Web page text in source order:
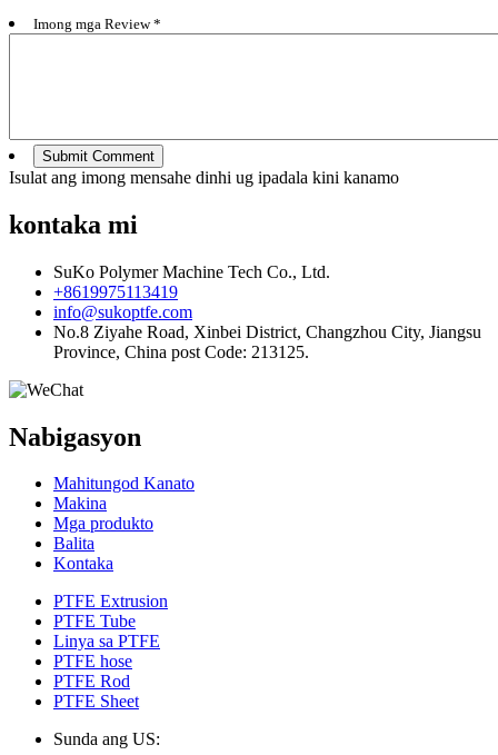
Imong mga Review *
Isulat ang imong mensahe dinhi ug ipadala kini kanamo
kontaka mi
SuKo Polymer Machine Tech Co., Ltd.
+8619975113419
info@sukoptfe.com
No.8 Ziyahe Road, Xinbei District, Changzhou City, Jiangsu
Province, China post Code: 213125.
Nabigasyon
Mahitungod Kanato
Makina
Mga produkto
Balita
Kontaka
PTFE Extrusion
PTFE Tube
Linya sa PTFE
PTFE hose
PTFE Rod
PTFE Sheet
Sunda ang US: